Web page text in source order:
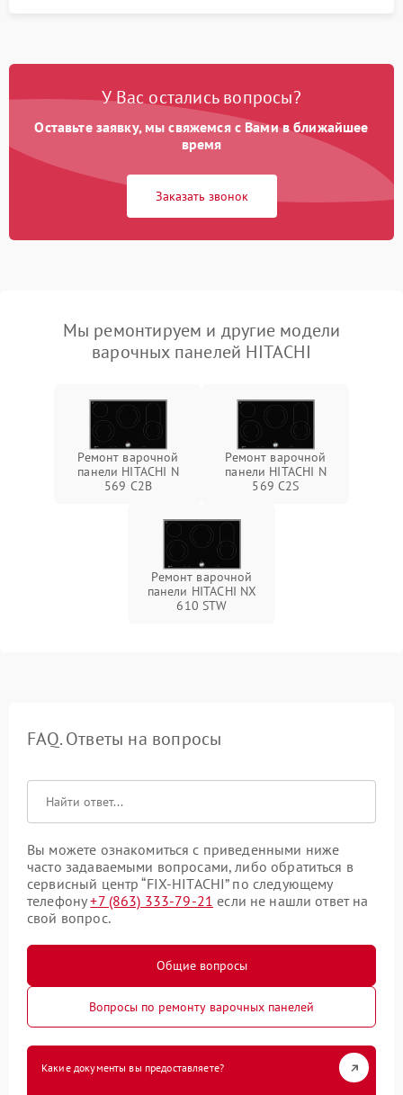
У Вас остались вопросы?
Оставьте заявку, мы свяжемся с Вами в ближайшее
время
Заказать звонок
Мы ремонтируем и другие модели
варочных панелей HITACHI
Ремонт варочной
панели HITACHI N
569 C2B
Ремонт варочной
панели HITACHI N
569 C2S
Ремонт варочной
панели HITACHI NX
610 STW
FAQ. Ответы на вопросы
Вы можете ознакомиться с приведенными ниже
часто задаваемыми вопросами, либо обратиться в
сервисный центр “FIX-HITACHI” по следующему
телефону+7 (863) 333-79-21 если не нашли ответ на
свой вопрос.
Общие вопросы
Вопросы по ремонту варочных панелей
Какие документы вы предоставляете?